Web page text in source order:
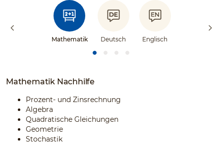
Mathematik Deutsch Englisch
Mathematik Nachhilfe
Prozent- und Zinsrechnung
Algebra
Quadratische Gleichungen
Geometrie
Stochastik